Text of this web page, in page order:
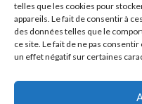
telles que les cookies pour
appareils. Le fait de consentir à
des données telles que le
ce site. Le fait de ne pas
un effet négatif sur certaines
Message